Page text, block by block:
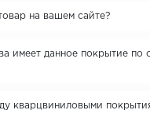
на вашем сайте?
имеет данное покрытие по
кварцвиниловыми